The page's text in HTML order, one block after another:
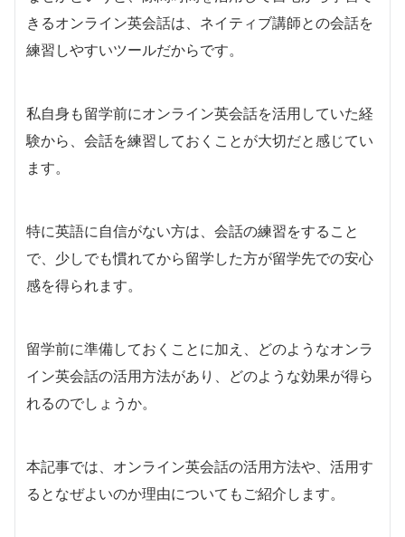
きるオンライン英会話は、ネイティブ講師との会話を
練習しやすいツールだからです。
私自身も留学前にオンライン英会話を活用していた経
験から、会話を練習しておくことが大切だと感じてい
ます。
特に英語に自信がない方は、会話の練習をすること
で、少しでも慣れてから留学した方が留学先での安心
感を得られます。
留学前に準備しておくことに加え、どのようなオンラ
イン英会話の活用方法があり、どのような効果が得ら
れるのでしょうか。
本記事では、オンライン英会話の活用方法や、活用す
るとなぜよいのか理由についてもご紹介します。